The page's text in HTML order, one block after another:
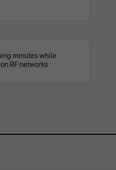
minutes while
RF networks